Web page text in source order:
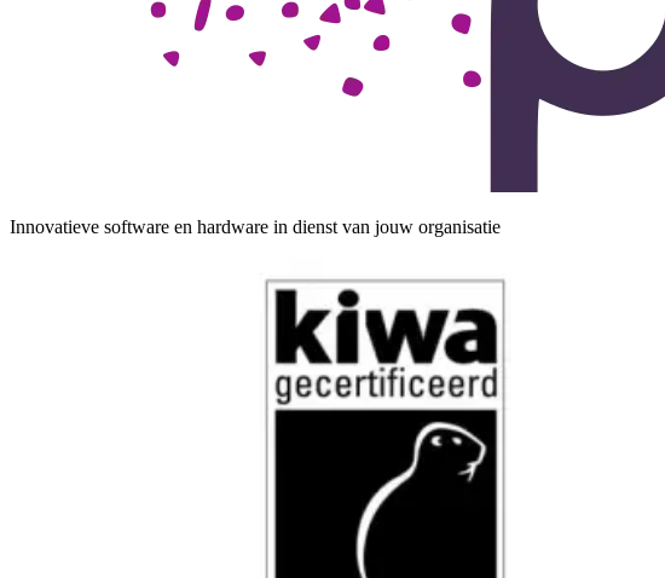
Innovatieve software en hardware in dienst van jouw organisatie